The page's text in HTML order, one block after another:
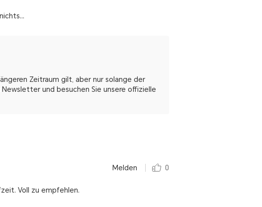
Zeitraum gilt, aber nur solange der
und besuchen Sie unsere offizielle
Melden 0
Voll zu empfehlen.